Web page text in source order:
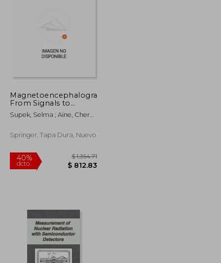
$ 520.86
$ 312.52
Magnetoencephalography:
From Signals to
Dynamic Cortical
Networks (en Inglés)
Supek, Selma ; Aine, Cheryl
Springer, Tapa Dura, Nuevo
40%
dcto.